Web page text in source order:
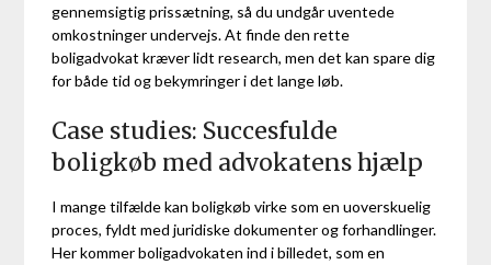
gennemsigtig prissætning, så du undgår uventede
omkostninger undervejs. At finde den rette
boligadvokat kræver lidt research, men det kan spare dig
for både tid og bekymringer i det lange løb.
Case studies: Succesfulde
boligkøb med advokatens hjælp
I mange tilfælde kan boligkøb virke som en uoverskuelig
proces, fyldt med juridiske dokumenter og forhandlinger.
Her kommer boligadvokaten ind i billedet, som en